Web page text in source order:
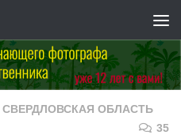
СВЕРДЛОВСКАЯ ОБЛАСТЬ
35